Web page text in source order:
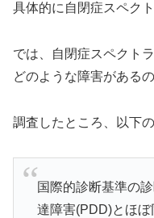
具体的に自閉症スペク
では、自閉症スペクト
どのような障害がある
調査したところ、以下
国際的診断基準の
達障害(PDD)とほ